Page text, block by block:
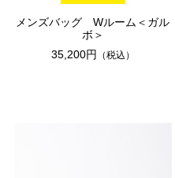
メンズバッグ Wルーム＜ガル
ボ＞
35,200円
（税込）